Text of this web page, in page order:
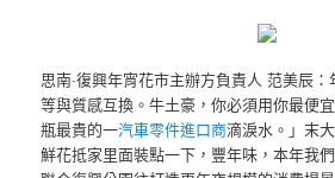
思南·復興年宵花市主辦方負責人 范美辰
等與質感互換。牛土豪，你必須用你最便
瓶最貴的一汽車零件進口商滴淚水。」末
鮮花抵家里面裝點一下，豐年味，本年我